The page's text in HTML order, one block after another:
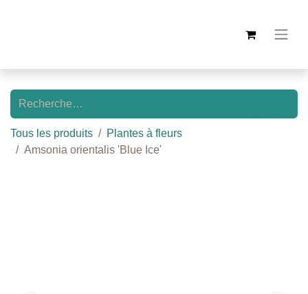
Tous les produits
Plantes à fleurs
Amsonia orientalis 'Blue Ice'